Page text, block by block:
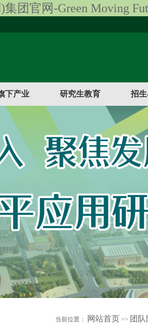
集团官网-Green Moving
下产业 研究生教育 招
当前位置： 网站首页 >> 团